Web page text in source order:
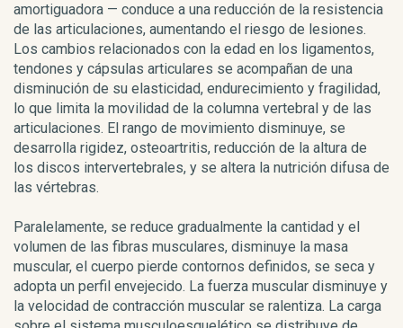
amortiguadora — conduce a una reducción de la resistencia
de las articulaciones, aumentando el riesgo de lesiones.
Los cambios relacionados con la edad en los ligamentos,
tendones y cápsulas articulares se acompañan de una
disminución de su elasticidad, endurecimiento y fragilidad,
lo que limita la movilidad de la columna vertebral y de las
articulaciones. El rango de movimiento disminuye, se
desarrolla rigidez, osteoartritis, reducción de la altura de
los discos intervertebrales, y se altera la nutrición difusa de
las vértebras.
Paralelamente, se reduce gradualmente la cantidad y el
volumen de las fibras musculares, disminuye la masa
muscular, el cuerpo pierde contornos definidos, se seca y
adopta un perfil envejecido. La fuerza muscular disminuye y
la velocidad de contracción muscular se ralentiza. La carga